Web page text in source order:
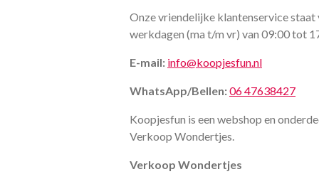
Onze vriendelijke klantenservice staat
werkdagen (ma t/m vr) van 09:00 tot
E-mail: info@koopjesfun.nl
WhatsApp/Bellen:06 47638427
Koopjesfun is een webshop en
Verkoop Wondertjes.
Verkoop Wondertjes